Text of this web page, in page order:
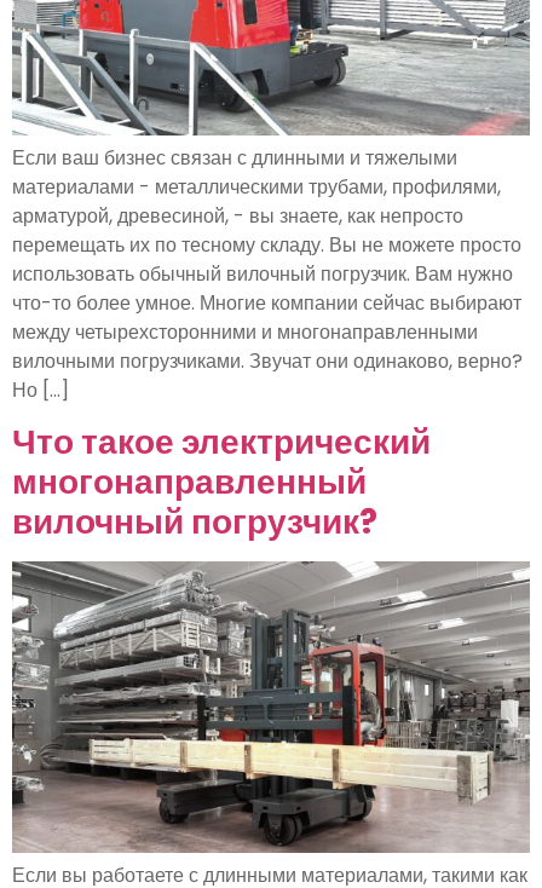
Если ваш бизнес связан с длинными и тяжелыми
материалами - металлическими трубами, профилями,
арматурой, древесиной, - вы знаете, как непросто
перемещать их по тесному складу. Вы не можете просто
использовать обычный вилочный погрузчик. Вам нужно
что-то более умное. Многие компании сейчас выбирают
между четырехсторонними и многонаправленными
вилочными погрузчиками. Звучат они одинаково, верно?
Но [...]
Что такое электрический
многонаправленный
вилочный погрузчик?
Если вы работаете с длинными материалами, такими как